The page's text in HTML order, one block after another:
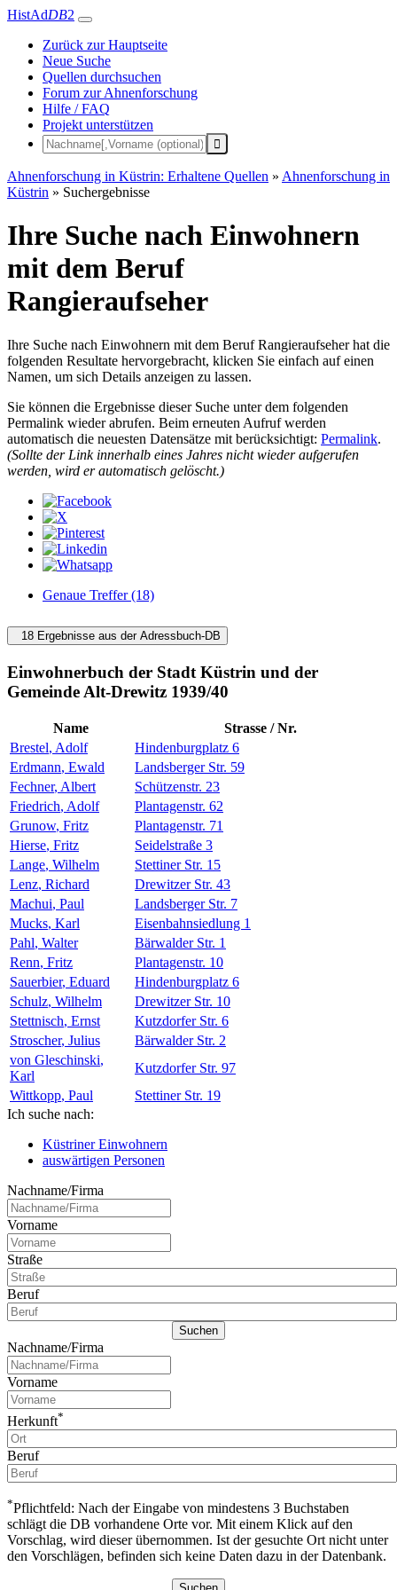
HistAdDB2
Zurück zur Hauptseite
Neue Suche
Quellen durchsuchen
Forum zur Ahnenforschung
Hilfe / FAQ
Projekt unterstützen
Ahnenforschung in Küstrin: Erhaltene Quellen » Ahnenforschung in
Küstrin » Suchergebnisse
Ihre Suche nach Einwohnern
mit dem Beruf
Rangieraufseher
Ihre Suche nach Einwohnern mit dem Beruf Rangieraufseher hat die
folgenden Resultate hervorgebracht, klicken Sie einfach auf einen
Namen, um sich Details anzeigen zu lassen.
Sie können die Ergebnisse dieser Suche unter dem folgenden
Permalink wieder abrufen. Beim erneuten Aufruf werden
automatisch die neuesten Datensätze mit berücksichtigt: Permalink.
(Sollte der Link innerhalb eines Jahres nicht wieder aufgerufen
werden, wird er automatisch gelöscht.)
Genaue Treffer (18)
18 Ergebnisse aus der Adressbuch-DB
Einwohnerbuch der Stadt Küstrin und der
Gemeinde Alt-Drewitz 1939/40
Name
Strasse / Nr.
Brestel, Adolf
Hindenburgplatz 6
Erdmann, Ewald
Landsberger Str. 59
Fechner, Albert
Schützenstr. 23
Friedrich, Adolf
Plantagenstr. 62
Grunow, Fritz
Plantagenstr. 71
Hierse, Fritz
Seidelstraße 3
Lange, Wilhelm
Stettiner Str. 15
Lenz, Richard
Drewitzer Str. 43
Machui, Paul
Landsberger Str. 7
Mucks, Karl
Eisenbahnsiedlung 1
Pahl, Walter
Bärwalder Str. 1
Renn, Fritz
Plantagenstr. 10
Sauerbier, Eduard
Hindenburgplatz 6
Schulz, Wilhelm
Drewitzer Str. 10
Stettnisch, Ernst
Kutzdorfer Str. 6
Stroscher, Julius
Bärwalder Str. 2
von Gleschinski,
Karl
Kutzdorfer Str. 97
Wittkopp, Paul
Stettiner Str. 19
Ich suche nach:
Küstriner Einwohnern
auswärtigen Personen
Nachname/Firma
Vorname
Straße
Beruf
Nachname/Firma
Vorname
Herkunft*
Beruf
*Pflichtfeld: Nach der Eingabe von mindestens 3 Buchstaben
schlägt die DB vorhandene Orte vor. Mit einem Klick auf den
Vorschlag, wird dieser übernommen. Ist der gesuchte Ort nicht unter
den Vorschlägen, befinden sich keine Daten dazu in der Datenbank.